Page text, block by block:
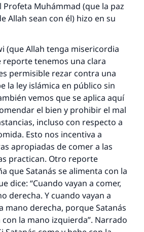
Profeta Muhámmad (que la paz
Allah sean con él) hizo en su
(que Allah tenga misericordia
reporte tenemos una clara
permisible rezar contra una
la ley islámica en público sin
vemos que se aplica aquí
el bien y prohibir el mal
incluso con respecto a
Esto nos incentiva a
apropiadas de comer a las
practican. Otro reporte
que Satanás se alimenta con la
dice: “Cuando vayan a comer,
derecha. Y cuando vayan a
mano derecha, porque Satanás
la mano izquierda”. Narrado